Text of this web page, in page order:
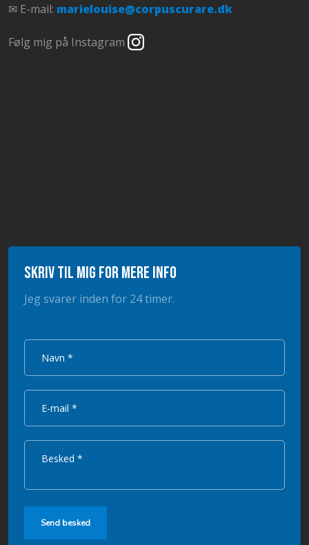
✉ E-mail: marielouise@corpuscurare.dk
​Følg mig på Instagram
Skriv til mig for mere info
Jeg svarer inden for 24 timer.​